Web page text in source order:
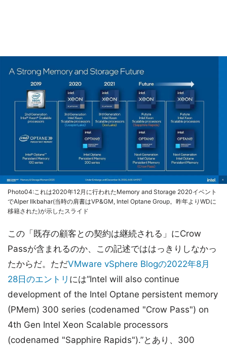
Photo04:これは2020年12月に行われたMemory and Storage 2020イベント
でAlper Ilkbahar(当時の肩書はVP&GM, Intel Optane Group。昨年よりWDに
移籍された)が示したスライド
この「既存の顧客との契約は継続される」にCrow
Passが含まれるのか、この記述でははっきりしなかっ
たからだ。ただVMware vSphere Blogの2022年8月
28日のエントリ には“Intel will also continue
development of the Intel Optane persistent memory
(PMem) 300 series (codenamed "Crow Pass") on
4th Gen Intel Xeon Scalable processors
(codenamed "Sapphire Rapids").”とあり、300